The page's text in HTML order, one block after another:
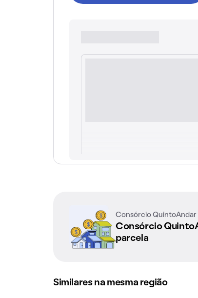
Consórcio QuintoAndar
Consórcio
parcela
Similares na mesma região